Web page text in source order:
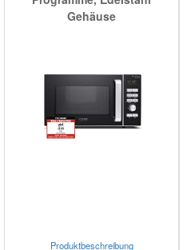
Gehäuse
Produktbeschreibung